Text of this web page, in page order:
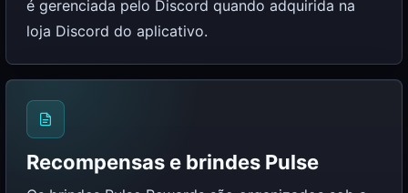
é gerenciada pelo Discord quando adquirida na
loja Discord do aplicativo.
Recompensas e brindes Pulse